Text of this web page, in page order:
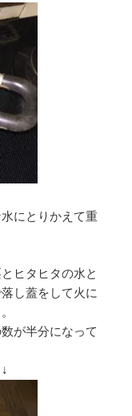
にとりかえて重
ヒタヒタの水と
し蓋をして火に
が半分になって